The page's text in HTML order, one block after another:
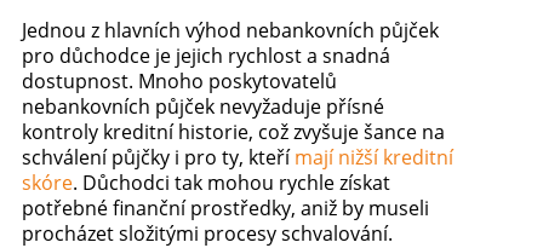
Jednou z hlavních výhod nebankovních půjček
pro důchodce je jejich rychlost a snadná
dostupnost. Mnoho poskytovatelů
nebankovních půjček nevyžaduje přísné
kontroly kreditní historie, což zvyšuje šance na
schválení půjčky i pro ty, kteřímají nižší kreditní
skóre. Důchodci tak mohou rychle získat
potřebné finanční prostředky, aniž by museli
procházet složitými procesy schvalování.